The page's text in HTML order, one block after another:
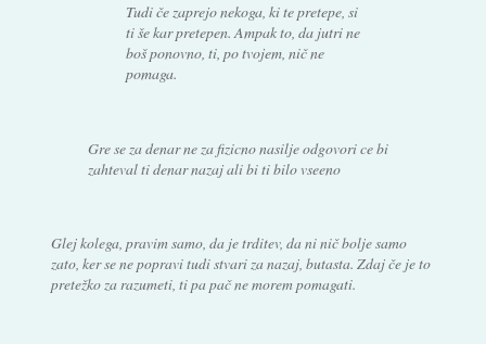
Tudi če zaprejo nekoga, ki te pretepe, si
ti še kar pretepen. Ampak to, da jutri ne
boš ponovno, ti, po tvojem, nič ne
pomaga.
Gre se za denar ne za fizicno nasilje odgovori ce bi
zahteval ti denar nazaj ali bi ti bilo vseeno
Glej kolega, pravim samo, da je trditev, da ni nič bolje samo
zato, ker se ne popravi tudi stvari za nazaj, butasta. Zdaj če je to
pretežko za razumeti, ti pa pač ne morem pomagati.